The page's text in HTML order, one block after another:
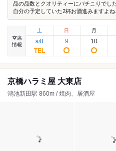
品の品数とクオリティーにバチこりでし
自分の予定していた2杯お酒進みますよね...
空席
情報
土
8/8
日
9
月
10
京橋ハラミ屋 大東店
鴻池新田駅 860m / 焼肉、居酒屋